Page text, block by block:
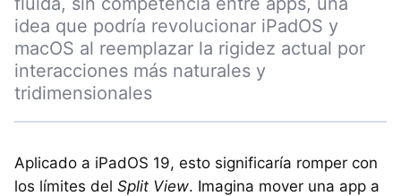
idea que podría revolucionar iPadOS y
macOS al reemplazar la rigidez actual por
interacciones más naturales y
tridimensionales
Aplicado a iPadOS 19, esto significaría romper con
los límites del Split View. Imagina mover una app a